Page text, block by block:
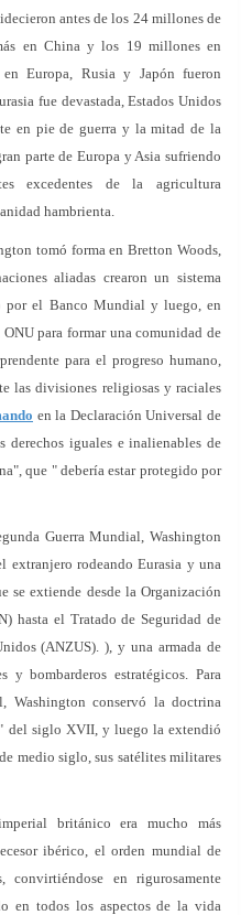
antes de los 24 millones de
en China y los 19 millones en
Europa, Rusia y Japón fueron
fue devastada, Estados Unidos
en pie de guerra y la mitad de la
parte de Europa y Asia sufriendo
excedentes de la agricultura
hambrienta.
tomó forma en Bretton Woods,
aliadas crearon un sistema
por el Banco Mundial y luego, en
para formar una comunidad de
para el progreso humano,
las divisiones religiosas y raciales
en la Declaración Universal de
derechos iguales e inalienables de
que " debería estar protegido por
Guerra Mundial, Washington
extranjero rodeando Eurasia y una
se extiende desde la Organización
hasta el Tratado de Seguridad de
(ANZUS). ), y una armada de
y bombarderos estratégicos. Para
Washington conservó la doctrina
del siglo XVII, y luego la extendió
medio siglo, sus satélites militares
británico era mucho más
ibérico, el orden mundial de
en rigurosamente
en todos los aspectos de la vida